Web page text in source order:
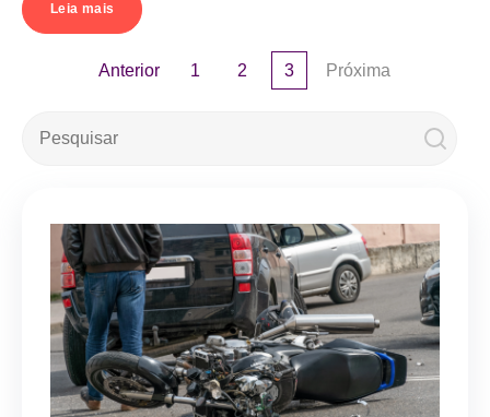
Leia mais
Anterior 1 2 3 Próxima
Este é um campo de pesquisa com recurso de sugestão